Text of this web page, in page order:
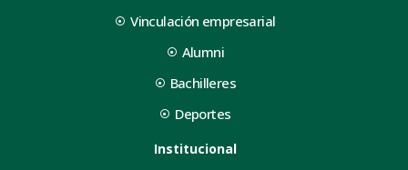
Vinculación empresarial
Alumni
Bachilleres
Deportes
Institucional